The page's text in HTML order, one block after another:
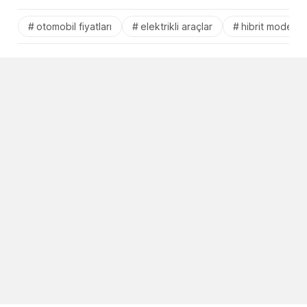
otomobil fiyatları elektrikli araçlar hibrit modeller